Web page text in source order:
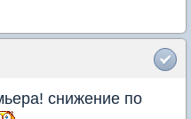
снижение по